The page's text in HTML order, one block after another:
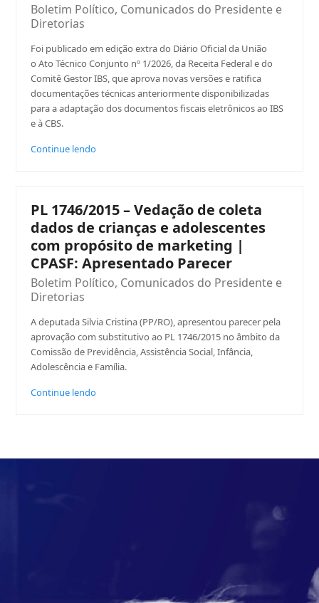
Boletim Político, Comunicados do Presidente e
Diretorias
Foi publicado em edição extra do Diário Oficial da União
o Ato Técnico Conjunto nº 1/2026, da Receita Federal e do
Comitê Gestor IBS, que aprova novas versões e ratifica
documentações técnicas anteriormente disponibilizadas
para a adaptação dos documentos fiscais eletrônicos ao IBS
e à CBS.
Continue lendo
PL 1746/2015 – Vedação de coleta
dados de crianças e adolescentes
com propósito de marketing |
CPASF: Apresentado Parecer
Boletim Político, Comunicados do Presidente e
Diretorias
A deputada Silvia Cristina (PP/RO), apresentou parecer pela
aprovação com substitutivo ao PL 1746/2015 no âmbito da
Comissão de Previdência, Assistência Social, Infância,
Adolescência e Família.
Continue lendo